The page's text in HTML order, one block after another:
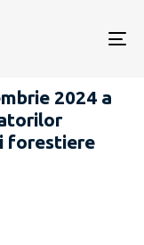
2024 a
forestiere